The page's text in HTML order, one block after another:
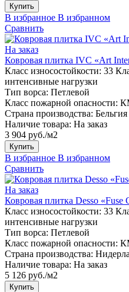
Купить
В избранное В избранном
Сравнить
На заказ
Ковровая плитка IVC «Art
Класс износостойкости: 33
интенсивные нагрузки
Тип ворса: Петлевой
Класс пожарной опасности:
Страна производства: Бельгия
Наличие товара: На заказ
3 904 руб./м2
Купить
В избранное В избранном
Сравнить
На заказ
Ковровая плитка Desso «Fuse
Класс износостойкости: 33
интенсивные нагрузки
Тип ворса: Петлевой
Класс пожарной опасности:
Страна производства:
Наличие товара: На заказ
5 126 руб./м2
Купить